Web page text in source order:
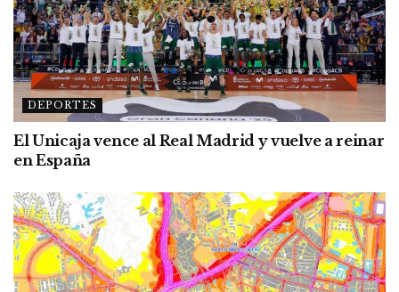
DEPORTES
El Unicaja vence al Real Madrid y vuelve a reinar
en España